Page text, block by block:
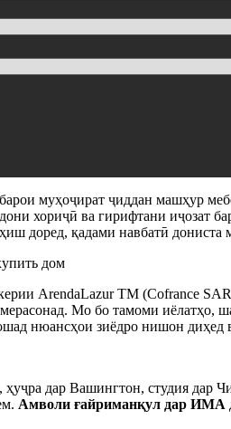
муҳоҷират ҷиддан машҳур
хориҷӣ ва гирифтани иҷозат
доред, қадами навбатӣ дониста
ArendaLazur TM (Cofrance
Мо бо тамоми иёлатҳо,
нюансҳои зиёдро нишон диҳед
дар Вашингтон, студия дар
Амволи ғайриманқул дар ИМА